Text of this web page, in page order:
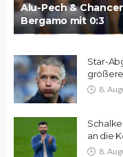
Alu-Pech &
Bergamo mit 0:3
Star-
8.
an die
8.